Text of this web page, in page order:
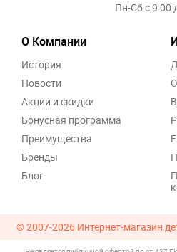
Пн-Сб с 9:00
О Компании
История
Новости
Акции и скидки
Бонусная программа
Преимущества
Бренды
Блог
© 2007-2026 Интернет-магазин